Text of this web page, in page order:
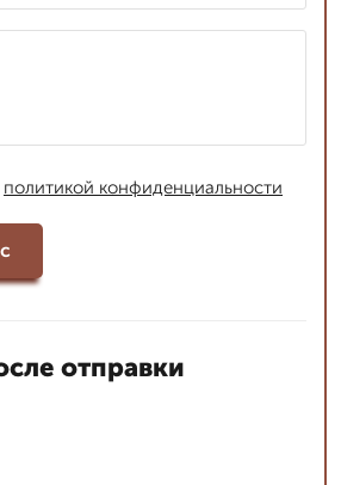
политикой конфиденциальности
отправки